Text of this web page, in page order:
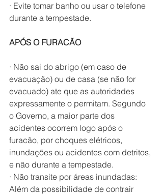
· Evite tomar banho ou usar o telefone
durante a tempestade.
APÓS O FURACÃO
· Não sai do abrigo (em caso de
evacuação) ou de casa (se não for
evacuado) ate que as autoridades
expressamente o permitam. Segundo
o Governo, a maior parte dos
acidentes ocorrem logo após o
furacão, por choques elétricos,
inundações ou acidentes com detritos,
e não durante a tempestade.
· Não transite por áreas inundadas:
Além da possibilidade de contrair